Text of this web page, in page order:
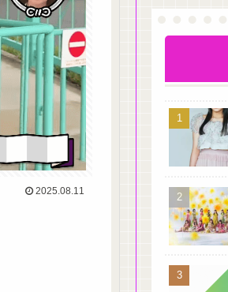
2025.08.11